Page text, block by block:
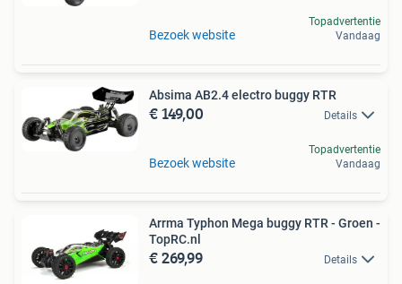
Bezoek website
Topadvertentie
Vandaag
Absima AB2.4 electro buggy RTR
€ 149,00 Details
Bezoek website
Topadvertentie
Vandaag
Arrma Typhon Mega buggy RTR - Groen -
TopRC.nl
€ 269,99 Details